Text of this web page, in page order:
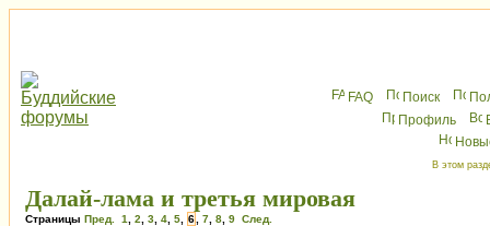
FAQ Поиск
Профиль
В этом
Далай-лама и третья мировая
Страницы Пред. 1 2 3 4 5 6 7 8 9 След.